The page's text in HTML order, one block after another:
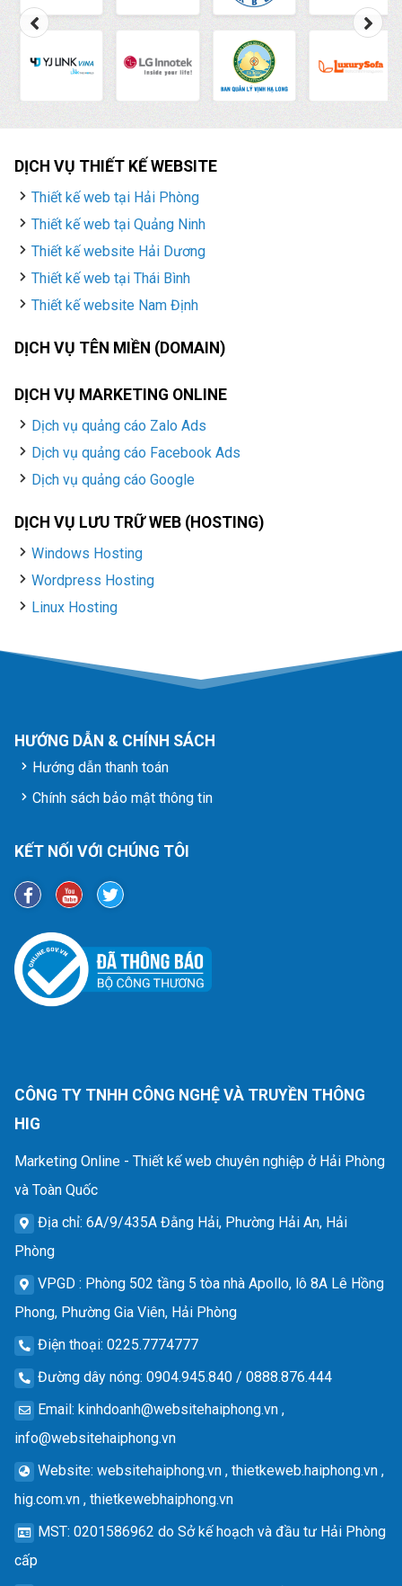
DỊCH VỤ THIẾT KẾ WEBSITE
Thiết kế web tại Hải Phòng
Thiết kế web tại Quảng Ninh
Thiết kế website Hải Dương
Thiết kế web tại Thái Bình
Thiết kế website Nam Định
DỊCH VỤ TÊN MIỀN (DOMAIN)
DỊCH VỤ MARKETING ONLINE
Dịch vụ quảng cáo Zalo Ads
Dịch vụ quảng cáo Facebook Ads
Dịch vụ quảng cáo Google
DỊCH VỤ LƯU TRỮ WEB (HOSTING)
Windows Hosting
Wordpress Hosting
Linux Hosting
HƯỚNG DẪN & CHÍNH SÁCH
Hướng dẫn thanh toán
Chính sách bảo mật thông tin
KẾT NỐI VỚI CHÚNG TÔI
CÔNG TY TNHH CÔNG NGHỆ VÀ TRUYỀN THÔNG
HIG
Marketing Online - Thiết kế web chuyên nghiệp ở Hải Phòng
và Toàn Quốc
Địa chỉ: 6A/9/435A Đằng Hải, Phường Hải An, Hải
Phòng
VPGD : Phòng 502 tầng 5 tòa nhà Apollo, lô 8A Lê Hồng
Phong, Phường Gia Viên, Hải Phòng
Điện thoại: 0225.7774777
Đường dây nóng: 0904.945.840 / 0888.876.444
Email: kinhdoanh@websitehaiphong.vn ,
info@websitehaiphong.vn
Website: websitehaiphong.vn , thietkeweb.haiphong.vn ,
hig.com.vn , thietkewebhaiphong.vn
MST: 0201586962 do Sở kế hoạch và đầu tư Hải Phòng
cấp